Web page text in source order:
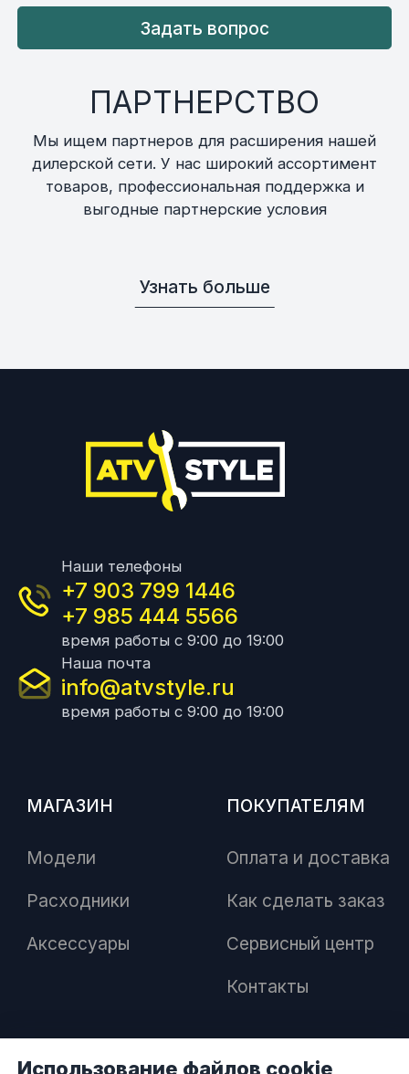
Задать вопрос
ПАРТНЕРСТВО
Мы ищем партнеров для расширения нашей
дилерской сети. У нас широкий ассортимент
товаров, профессиональная поддержка и
выгодные партнерские условия
Узнать больше
Наши телефоны
+7 903 799 1446
+7 985 444 5566
время работы с 9:00 до 19:00
Наша почта
info@atvstyle.ru
время работы с 9:00 до 19:00
МАГАЗИН
Модели
Расходники
Аксессуары
ПОКУПАТЕЛЯМ
Оплата и доставка
Как сделать заказ
Сервисный центр
Контакты
Использование файлов cookie